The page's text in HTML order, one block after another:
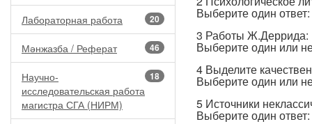
20
Лабораторная работа
46
Мәнжазба / Реферат
18
Научно-
исследовательская работа
магистра СГА (НИРМ)
Выберите один ответ:
3 Работы Ж.Деррида:
Выберите один или
4 Выделите
Выберите один или
5 Источники
Выберите один ответ: